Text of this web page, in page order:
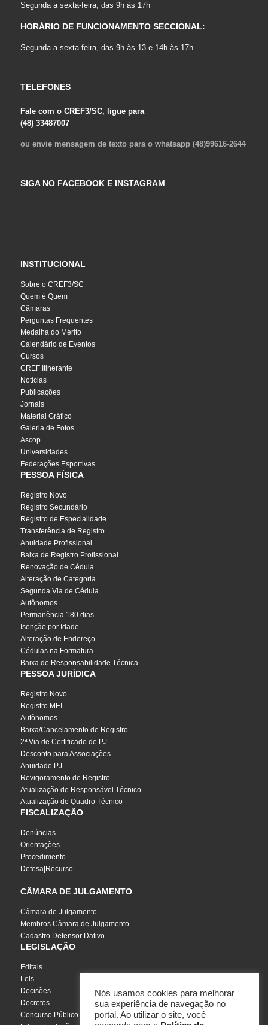
Segunda a sexta-feira, das 9h às 17h
HORÁRIO DE FUNCIONAMENTO SECCIONAL:
Segunda a sexta-feira, das 9h às 13 e 14h às 17h
TELEFONES
Fale com o CREF3/SC, ligue para
(48) 33487007
ou envie mensagem de texto para o whatsapp (48)99616-2644
SIGA NO FACEBOOK E INSTAGRAM
INSTITUCIONAL
Sobre o CREF3/SC
Quem é Quem
Câmaras
Perguntas Frequentes
Medalha do Mérito
Calendário de Eventos
Cursos
CREF Itinerante
Notícias
Publicações
Jornais
Material Gráfico
Galeria de Fotos
Ascop
Universidades
Federações Esportivas
PESSOA FÍSICA
Registro Novo
Registro Secundário
Registro de Especialidade
Transferência de Registro
Anuidade Profissional
Baixa de Registro Profissional
Renovação de Cédula
Alteração de Categoria
Segunda Via de Cédula
Autônomos
Permanência 180 dias
Isenção por Idade
Alteração de Endereço
Cédulas na Formatura
Baixa de Responsabilidade Técnica
PESSOA JURÍDICA
Registro Novo
Registro MEI
Autônomos
Baixa/Cancelamento de Registro
2ª Via de Certificado de PJ
Desconto para Associações
Anuidade PJ
Revigoramento de Registro
Atualização de Responsável Técnico
Atualização de Quadro Técnico
FISCALIZAÇÃO
Denúncias
Orientações
Procedimento
Defesa|Recurso
CÂMARA DE JULGAMENTO
Câmara de Julgamento
Membros Câmara de Julgamento
Cadastro Defensor Dativo
LEGISLAÇÃO
Editais
Leis
Decisões
Decretos
Concurso Público
Nós usamos cookies para melhorar
sua experiência de navegação no
portal. Ao utilizar o site, você